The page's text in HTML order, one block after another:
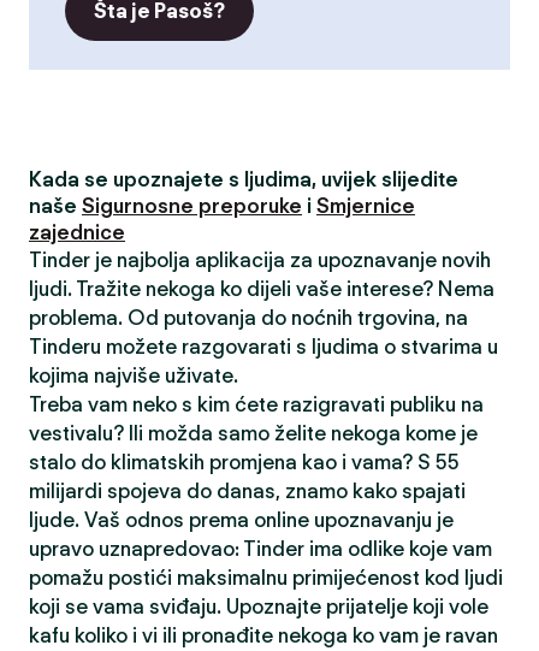
Šta je Pasoš?
Kada se upoznajete s ljudima, uvijek slijedite
naše Sigurnosne preporuke i Smjernice
zajednice
Tinder je najbolja aplikacija za upoznavanje novih
ljudi. Tražite nekoga ko dijeli vaše interese? Nema
problema. Od putovanja do noćnih trgovina, na
Tinderu možete razgovarati s ljudima o stvarima u
kojima najviše uživate.
Treba vam neko s kim ćete razigravati publiku na
vestivalu? Ili možda samo želite nekoga kome je
stalo do klimatskih promjena kao i vama? S 55
milijardi spojeva do danas, znamo kako spajati
ljude. Vaš odnos prema online upoznavanju je
upravo uznapredovao: Tinder ima odlike koje vam
pomažu postići maksimalnu primijećenost kod ljudi
koji se vama sviđaju. Upoznajte prijatelje koji vole
kafu koliko i vi ili pronađite nekoga ko vam je ravan